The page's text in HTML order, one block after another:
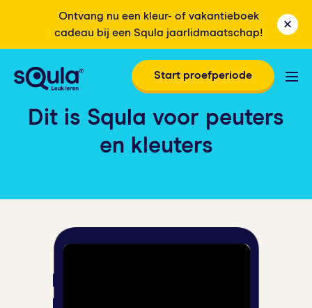
Ontvang nu een kleur- of vakantieboek
cadeau bij een Squla jaarlidmaatschap!
Start proefperiode
Dit is Squla voor peuters
en kleuters